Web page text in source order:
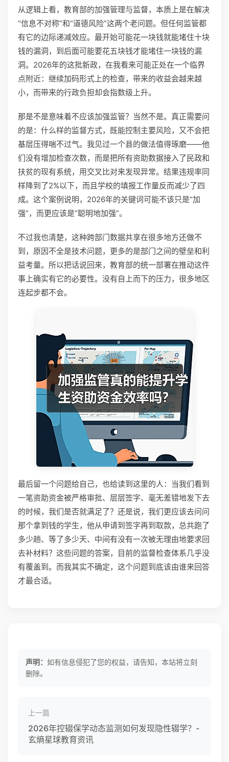
从逻辑上看，教育部的加强管理与监督，本质上是在解决
“信息不对称”和“道德风险”这两个老问题。但任何监管都
有它的边际递减效应。最开始可能花一块钱就能堵住十块
钱的漏洞，到后面可能要花五块钱才能堵住一块钱的漏
洞。2026年的这批新政，在我看来可能正处在一个临界
点附近：继续加码形式上的检查，带来的收益会越来越
小，而带来的行政负担却会指数级上升。
那是不是意味着不应该加强监管？当然不是。真正需要问
的是：什么样的监督方式，既能控制主要风险，又不会把
基层压得喘不过气。我见过一个县的做法值得琢磨——他
们没有增加检查次数，而是把所有资助数据接入了民政和
扶贫的现有系统，用交叉比对来发现异常。结果违规率同
样降到了2%以下，而且学校的填报工作量反而减少了四
成。这个案例说明，2026年的关键词可能不该只是“加
强”，而更应该是“聪明地加强”。
不过我也清楚，这种跨部门数据共享在很多地方还做不
到，原因不全是技术问题，更多的是部门之间的壁垒和利
益考量。所以把话说回来，教育部的统一部署在推动这件
事上确实有它的必要性。没有自上而下的压力，很多地区
连起步都不会。
最后留一个问题给自己，也给读到这里的人：当我们看到
一笔资助资金被严格审批、层层签字、毫无差错地发下去
的时候，我们是否就满足了？还是说，我们更应该去问问
那个拿到钱的学生，他从申请到签字再到取款，总共跑了
多少趟、等了多少天、中间有没有一次被无理由地要求回
去补材料？这些问题的答案，目前的监督检查体系几乎没
有覆盖到。而我其实不确定，这个问题到底该由谁来回答
才最合适。
声明： 如有信息侵犯了您的权益，请告知，本站将立刻
删除。
上一篇
2026年控辍保学动态监测如何发现隐性辍学？-
玄熵星球教育资讯